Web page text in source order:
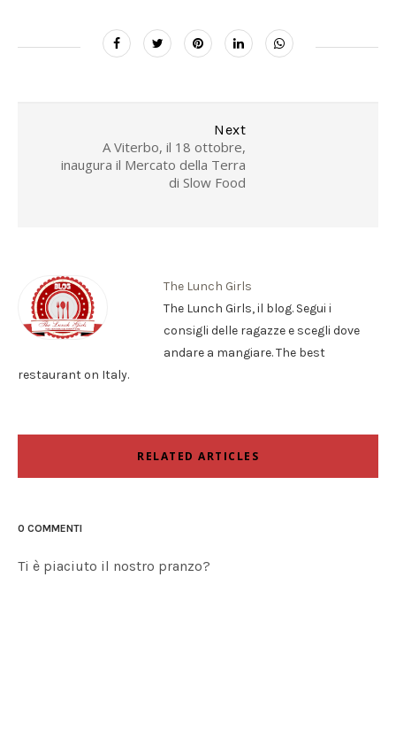
Next
A Viterbo, il 18 ottobre,
inaugura il Mercato della Terra
di Slow Food
The Lunch Girls
The Lunch Girls, il blog. Segui i
consigli delle ragazze e scegli dove
andare a mangiare. The best
restaurant on Italy.
RELATED ARTICLES
0 COMMENTI
Ti è piaciuto il nostro pranzo?